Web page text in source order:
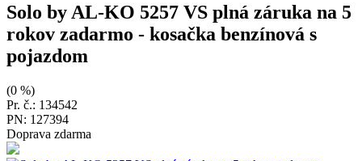
Solo by AL-KO 5257 VS plná záruka na 5
rokov zadarmo - kosačka benzínová s
pojazdom
(0 %)
Pr. č.: 134542
PN: 127394
Doprava zdarma